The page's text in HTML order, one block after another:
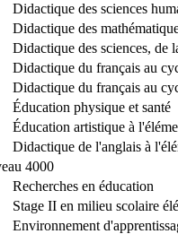
Didactique des sciences
Didactique des
Didactique des sciences, de
Didactique du français au
Didactique du français au
Éducation physique et santé
Éducation artistique à
Didactique de l'anglais à
4000
Recherches en éducation
Stage II en milieu scolaire
Environnement